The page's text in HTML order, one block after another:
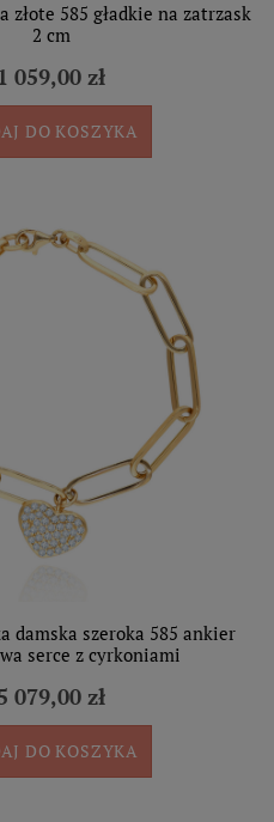
złote 585 gładkie na zatrzask
2 cm
1 059,00 zł
DO KOSZYKA
damska szeroka 585 ankier
serce z cyrkoniami
079,00 zł
DO KOSZYKA